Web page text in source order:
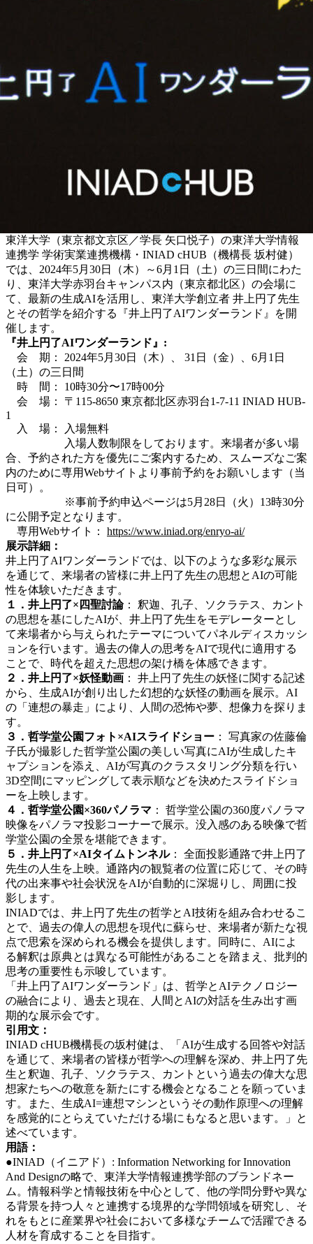
東洋大学（東京都文京区／学長 矢口悦子）の東洋大学情報
連携学 学術実業連携機構・INIAD cHUB（機構長 坂村健）
では、2024年5月30日（木）～6月1日（土）の三日間にわた
り、東洋大学赤羽台キャンパス内（東京都北区）の会場に
て、最新の生成AIを活用し、東洋大学創立者 井上円了先生
とその哲学を紹介する『井上円了AIワンダーランド』を開
催します。
『井上円了AIワンダーランド』:
会 期： 2024年5月30日（木）、 31日（金）、6月1日
（土）の三日間
時 間： 10時30分〜17時00分
会 場： 〒115-8650 東京都北区赤羽台1-7-11 INIAD HUB-
1
入 場： 入場無料
入場人数制限をしております。来場者が多い場
合、予約された方を優先にご案内するため、スムーズなご案
内のために専用Webサイトより事前予約をお願いします（当
日可）。
※事前予約申込ページは5月28日（火）13時30分
に公開予定となります。
専用Webサイト： https://www.iniad.org/enryo-ai/
展示詳細：
井上円了AIワンダーランドでは、以下のような多彩な展示
を通じて、来場者の皆様に井上円了先生の思想とAIの可能
性を体験いただきます。
１．井上円了×四聖討論： 釈迦、孔子、ソクラテス、カント
の思想を基にしたAIが、井上円了先生をモデレーターとし
て来場者から与えられたテーマについてパネルディスカッシ
ョンを行います。過去の偉人の思考をAIで現代に適用する
ことで、時代を超えた思想の架け橋を体感できます。
２．井上円了×妖怪動画 ： 井上円了先生の妖怪に関する記述
から、生成AIが創り出した幻想的な妖怪の動画を展示。AI
の「連想の暴走」により、人間の恐怖や夢、想像力を探りま
す。
３．哲学堂公園フォト×AIスライドショー ： 写真家の佐藤倫
子氏が撮影した哲学堂公園の美しい写真にAIが生成したキ
ャプションを添え、AIが写真のクラスタリング分類を行い
3D空間にマッピングして表示順などを決めたスライドショ
ーを上映します。
４．哲学堂公園×360パノラマ ： 哲学堂公園の360度パノラマ
映像をパノラマ投影コーナーで展示。没入感のある映像で哲
学堂公園の全景を堪能できます。
５．井上円了×AIタイムトンネル： 全面投影通路で井上円了
先生の人生を上映。通路内の観覧者の位置に応じて、その時
代の出来事や社会状況をAIが自動的に深堀りし、周囲に投
影します。
INIADでは、井上円了先生の哲学とAI技術を組み合わせるこ
とで、過去の偉人の思想を現代に蘇らせ、来場者が新たな視
点で思索を深められる機会を提供します。同時に、AIによ
る解釈は原典とは異なる可能性があることを踏まえ、批判的
思考の重要性も示唆しています。
「井上円了AIワンダーランド」は、哲学とAIテクノロジー
の融合により、過去と現在、人間とAIの対話を生み出す画
期的な展示会です。
引用文：
INIAD cHUB機構長の坂村健は、「AIが生成する回答や対話
を通じて、来場者の皆様が哲学への理解を深め、井上円了先
生と 釈迦、孔子、ソクラテス、カント という過去の偉大な思
想家たちへの敬意を新たにする機会となることを願っていま
す。また、生成AI=連想マシンというその動作原理への理解
を感覚的にとらえていただける場にもなると思います。」と
述べています。
用語：
●INIAD（イニアド）: Information Networking for Innovation
And Designの略で、東洋大学情報連携学部のブランドネー
ム。情報科学と情報技術を中心として、他の学問分野や異な
る背景を持つ人々と連携する境界的な学問領域を研究し、そ
れをもとに産業界や社会において多様なチームで活躍できる
人材を育成することを目指す。